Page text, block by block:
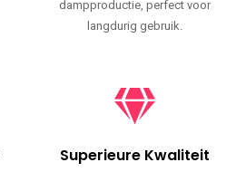
dampproductie, perfect voor
langdurig gebruik.
Superieure Kwaliteit